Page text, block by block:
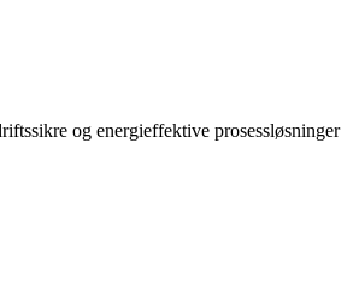
og energieffektive prosessløsninger